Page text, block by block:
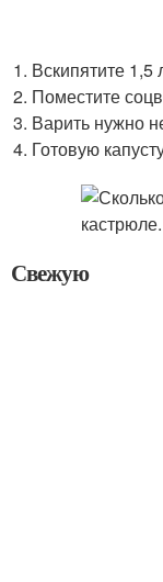
Вскипятите 1,5
Поместите
Варить нужно
Готовую
Свежую